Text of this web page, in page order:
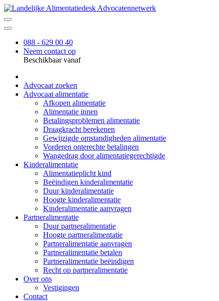
088 - 629 00 40
Neem contact op
Beschikbaar vanaf
Advocaat zoeken
Advocaat alimentatie
Afkopen alimentatie
Alimentatie innen
Betalingsproblemen alimentatie
Draagkracht berekenen
Gewijzigde omstandigheden alimentatie
Vorderen onterechte betalingen
Wangedrag door alimentatiegerechtigde
Kinderalimentatie
Alimentatieplicht kind
Beëindigen kinderalimentatie
Duur kinderalimentatie
Hoogte kinderalimentatie
Kinderalimentatie aanvragen
Partneralimentatie
Duur partneralimentatie
Hoogte partneralimentatie
Partneralimentatie aanvragen
Partneralimentatie betalen
Partneralimentatie beëindigen
Recht op partneralimentatie
Over ons
Vestigingen
Contact